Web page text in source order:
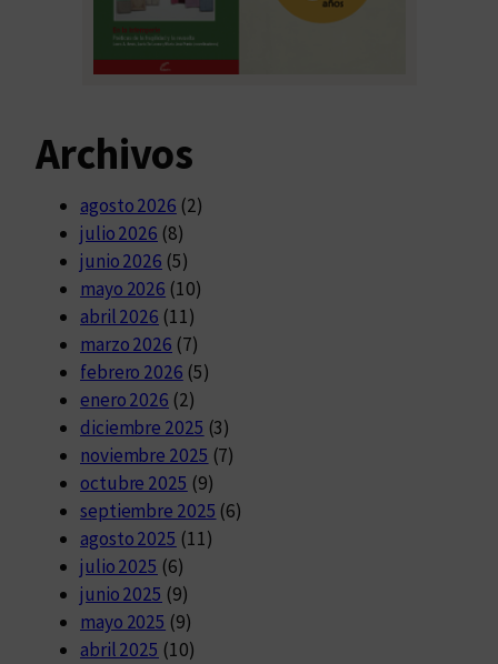
Archivos
agosto 2026 (2)
julio 2026 (8)
junio 2026 (5)
mayo 2026 (10)
abril 2026 (11)
marzo 2026 (7)
febrero 2026 (5)
enero 2026 (2)
diciembre 2025 (3)
noviembre 2025 (7)
octubre 2025 (9)
septiembre 2025 (6)
agosto 2025 (11)
julio 2025 (6)
junio 2025 (9)
mayo 2025 (9)
abril 2025 (10)